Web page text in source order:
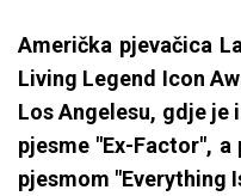
Američka pjevačica
Living Legend Icon
Los Angelesu, gdje je
pjesme "Ex-Factor",
pjesmom "Everything